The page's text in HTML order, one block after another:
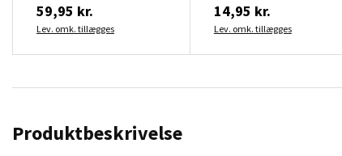
59,95 kr.
Lev. omk. tillægges
14,95 kr.
Lev. omk. tillægges
Produktbeskrivelse